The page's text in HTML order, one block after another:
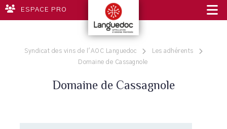
ESPACE PRO
Syndicat des vins de l'AOC Languedoc
Les adhérents
Domaine de Cassagnole
Domaine de Cassagnole